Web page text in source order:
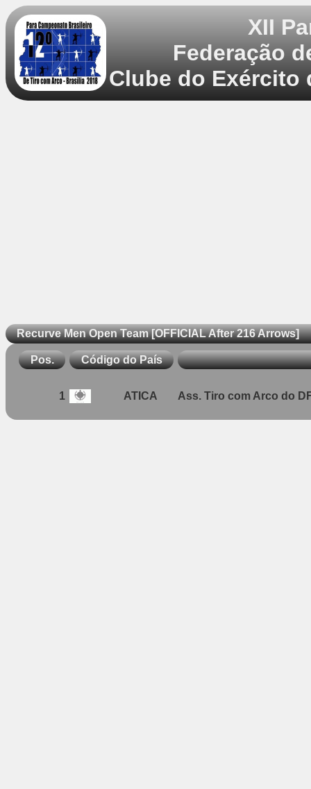
XII
Federação
Clube do Exército
Recurve Men Open Team [OFFICIAL After 216 Arrows]
Pos. Código do País
1 ATICA Ass. Tiro com Arco do